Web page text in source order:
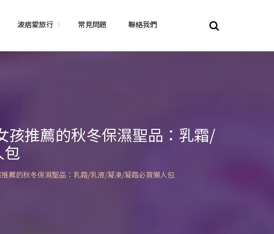
波痞愛旅行
京都自由行
山陽山陰自由行
自由行
自由行
由行 蘇美自由行
常見問題 聯絡我們
孩推薦的秋冬保濕聖品：乳霜/
薦的秋冬保濕聖品：乳霜/乳液/凝凍/凝霜必買懶人包